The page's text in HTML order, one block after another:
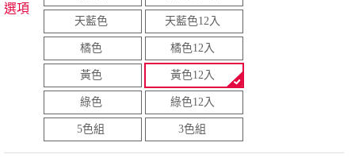
選項
天藍色 天藍色12入
橘色 橘色12入
黃色 黃色12入
綠色 綠色12入
5色組 3色組